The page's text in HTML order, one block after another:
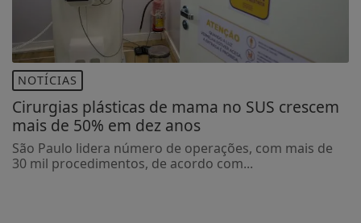
NOTÍCIAS
Cirurgias plásticas de mama no SUS crescem
mais de 50% em dez anos
São Paulo lidera número de operações, com mais de
30 mil procedimentos, de acordo com...